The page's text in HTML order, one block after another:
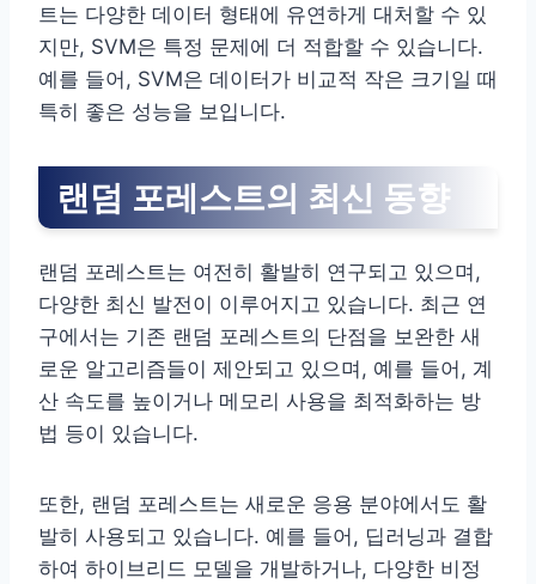
트는 다양한 데이터 형태에 유연하게 대처할 수 있
지만, SVM은 특정 문제에 더 적합할 수 있습니다.
예를 들어, SVM은 데이터가 비교적 작은 크기일 때
특히 좋은 성능을 보입니다.
랜덤 포레스트의 최신 동향
랜덤 포레스트는 여전히 활발히 연구되고 있으며,
다양한 최신 발전이 이루어지고 있습니다. 최근 연
구에서는 기존 랜덤 포레스트의 단점을 보완한 새
로운 알고리즘들이 제안되고 있으며, 예를 들어, 계
산 속도를 높이거나 메모리 사용을 최적화하는 방
법 등이 있습니다.
또한, 랜덤 포레스트는 새로운 응용 분야에서도 활
발히 사용되고 있습니다. 예를 들어, 딥러닝과 결합
하여 하이브리드 모델을 개발하거나, 다양한 비정